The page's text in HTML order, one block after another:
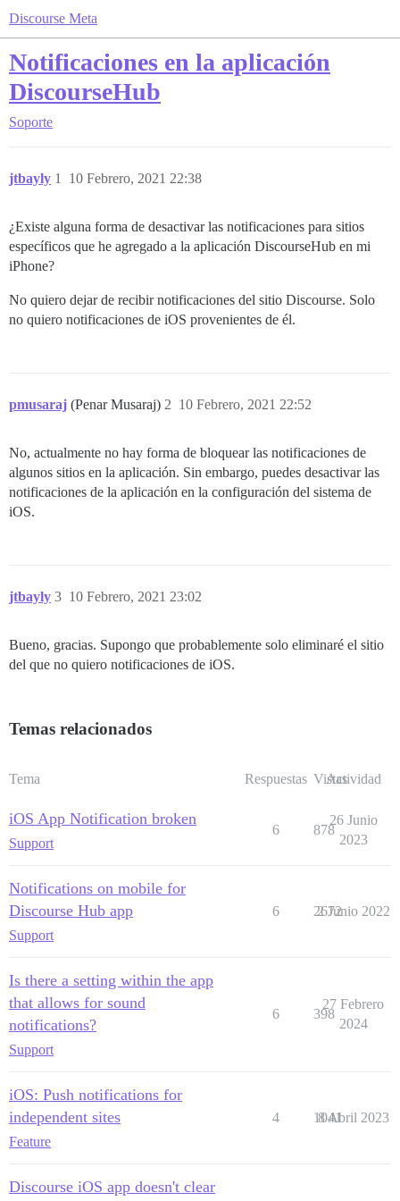
Discourse Meta
Notificaciones en la aplicación
DiscourseHub
Soporte
jtbayly 10 Febrero, 2021 22:38
1
¿Existe alguna forma de desactivar las notificaciones para sitios
específicos que he agregado a la aplicación DiscourseHub en mi
iPhone?
No quiero dejar de recibir notificaciones del sitio Discourse. Solo
no quiero notificaciones de iOS provenientes de él.
pmusaraj (Penar Musaraj) 10 Febrero, 2021 22:52
2
No, actualmente no hay forma de bloquear las notificaciones de
algunos sitios en la aplicación. Sin embargo, puedes desactivar las
notificaciones de la aplicación en la configuración del sistema de
iOS.
jtbayly 10 Febrero, 2021 23:02
3
Bueno, gracias. Supongo que probablemente solo eliminaré el sitio
del que no quiero notificaciones de iOS.
Temas relacionados
Tema Respuestas Vistas
Actividad
iOS App Notification broken
Support
6 878
26 Junio
2023
Notifications on mobile for
Discourse Hub app
Support
6 2672
2 Junio 2022
Is there a setting within the app
that allows for sound
notifications?
Support
6 398
27 Febrero
2024
iOS: Push notifications for
independent sites
Feature
4 1041
8 Abril 2023
Discourse iOS app doesn't clear